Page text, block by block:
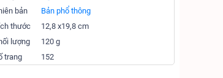
bản
Bản phổ thông
thước
12,8 x19,8 cm
lượng
120 g
trang
152